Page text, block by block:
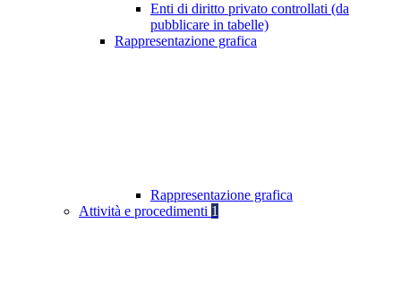
Enti di diritto privato controllati (da
pubblicare in tabelle)
Rappresentazione grafica
Rappresentazione grafica
Attività e procedimenti 1